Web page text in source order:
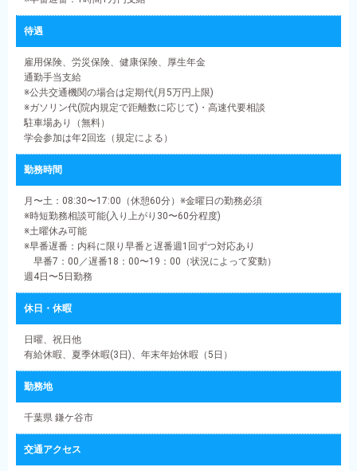
待遇
雇用保険、労災保険、健康保険、厚生年金
通勤手当支給
※公共交通機関の場合は定期代(月5万円上限)
※ガソリン代(院内規定で距離数に応じて)・高速代要相談
駐車場あり（無料）
学会参加は年2回迄（規定による）
勤務時間
月〜土：08:30〜17:00（休憩60分）※金曜日の勤務必須
※時短勤務相談可能(入り上がり30〜60分程度)
※土曜休み可能
※早番遅番：内科に限り早番と遅番週1回ずつ対応あり
早番7：00／遅番18：00〜19：00（状況によって変動）
週4日〜5日勤務
休日・休暇
日曜、祝日他
有給休暇、夏季休暇(3日)、年末年始休暇（5日）
勤務地
千葉県 鎌ケ谷市
交通アクセス